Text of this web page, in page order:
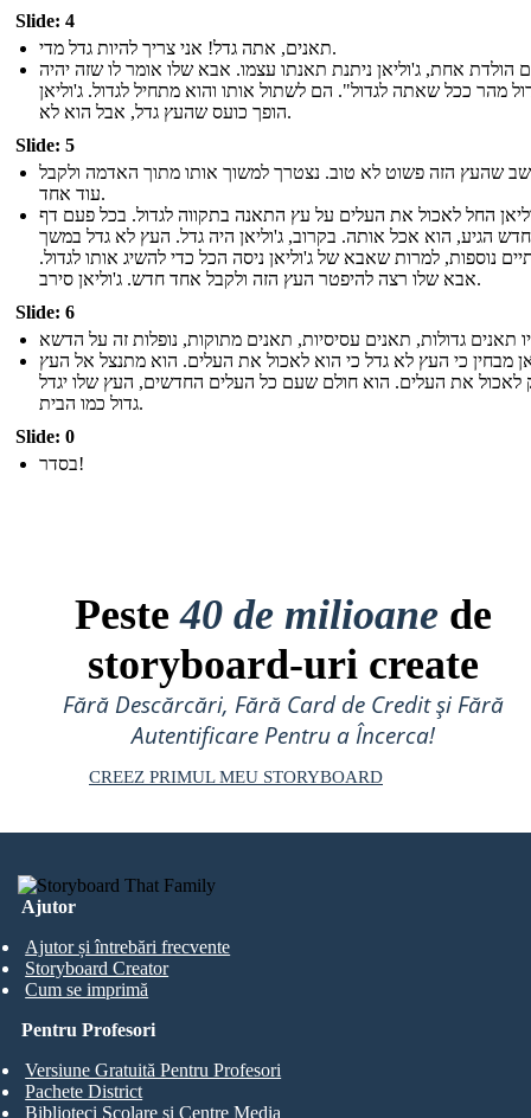
Slide: 4
תאנים, אתה גדל! אני צריך להיות גדל מדי.
הולדת אחת, ג'וליאן ניתנת תאנתו עצמו. אבא שלו אומר לו שזה יהיה
מהר ככל שאתה לגדול". הם לשתול אותו והוא מתחיל לגדול. ג'וליאן
הופך כועס שהעץ גדל, אבל הוא לא.
Slide: 5
שהעץ הזה פשוט לא טוב. נצטרך למשוך אותו מתוך האדמה ולקבל
עוד אחד.
החל לאכול את העלים על עץ התאנה בתקווה לגדול. בכל פעם דף
חדש הגיע, הוא אכל אותה. בקרוב, ג'וליאן היה גדל. העץ לא גדל במשך
נוספות, למרות שאבא של ג'וליאן ניסה הכל כדי להשיג אותו לגדול.
אבא שלו רצה להיפטר העץ הזה ולקבל אחד חדש. ג'וליאן סירב.
Slide: 6
מבחין כי העץ לא גדל כי הוא לאכול את העלים. הוא מתנצל אל העץ
לאכול את העלים. הוא חולם שעם כל העלים החדשים, העץ שלו יגדל
גדול כמו הבית.
Slide: 0
בסדר!
Peste40 de milioane de
storyboard-uri create
Fără Descărcări, Fără Card de Credit și Fără
Autentificare Pentru a Încerca!
CREEZ PRIMUL MEU STORYBOARD
Ajutor
Ajutor și întrebări frecvente
Storyboard Creator
Cum se imprimă
Pentru Profesori
Versiune Gratuită Pentru Profesori
Pachete District
Biblioteci Școlare și Centre Media